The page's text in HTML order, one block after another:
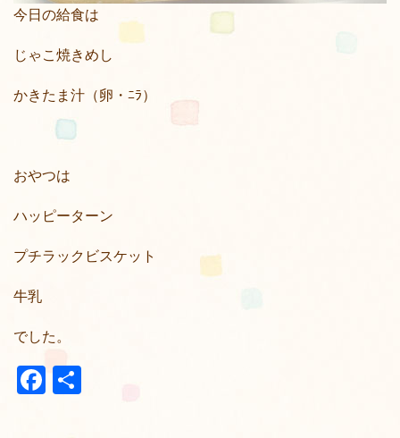
今日の給食は
じゃこ焼きめし
かきたま汁（卵・ﾆﾗ）
おやつは
ハッピーターン
プチラックビスケット
牛乳
でした。
Facebook